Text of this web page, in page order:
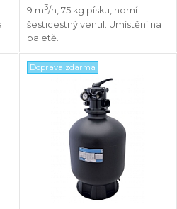
9 m3/h, 75 kg písku, horní
šesticestný ventil. Umístění na
paletě.
Doprava zdarma